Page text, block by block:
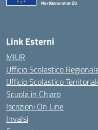
Link Esterni
MIUR
Ufficio Scolastico
Ufficio Scolastico
Scuola in Chiaro
Iscrizioni On Line
Invalsi